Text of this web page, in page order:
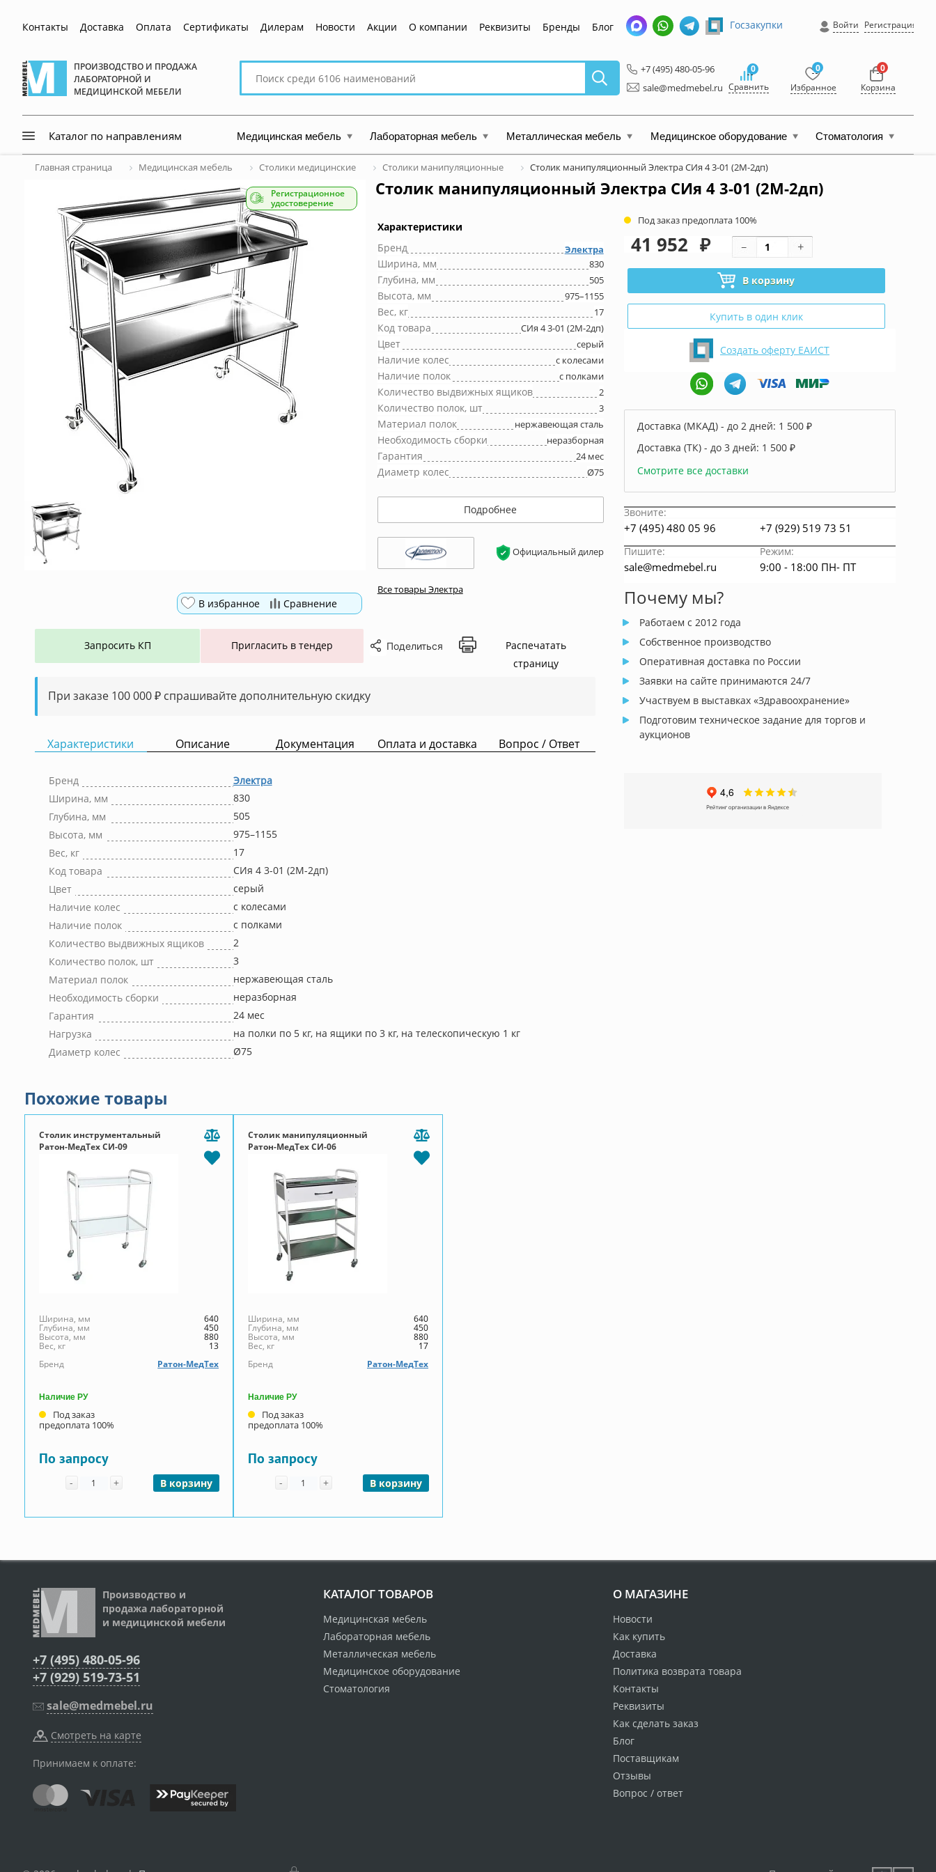
Контакты Доставка Оплата Сертификаты Дилерам Новости Акции О компании Реквизиты Бренды Блог
ПРОИЗВОДСТВО И ПРОДАЖА
ЛАБОРАТОРНОЙ И
МЕДИЦИНСКОЙ МЕБЕЛИ
Поиск
сайту
Госзакупки Войти Регистрация
+7 (495) 480-05-96
sale@medmebel.ru
0
Сравнить
0
Избранное
0
Корзина
Каталог по направлениям Медицинская мебель Лабораторная мебель Металлическая мебель Медицинское оборудование Стоматология
Главная страница Медицинская мебель Столики медицинские Столики манипуляционные Столик манипуляционный Электра СИя 4 3-01 (2М-2дп)
Столик манипуляционный Электра СИя 4 3-01 (2М-2дп)
В избранное Сравнение
Регистрационное
удостоверение
Характеристики
Бренд
Электра
Ширина, мм 830
Глубина, мм 505
Высота, мм 975–1155
Вес, кг 17
Код товара СИя 4 3-01 (2М-2дп)
Цвет серый
Наличие колес с колесами
Наличие полок с полками
Количество выдвижных ящиков 2
Количество полок, шт 3
Материал полок нержавеющая сталь
Необходимость сборки неразборная
Гарантия 24 мес
Диаметр колес Ø75
Подробнее
Официальный дилер
Все товары Электра
Запросить КП Пригласить в тендер Поделиться
Распечатать
страницу
При заказе 100 000 ₽ спрашивайте дополнительную скидку
Характеристики Описание Документация Оплата и доставка Вопрос / Ответ
Бренд
Электра
Ширина, мм
830
Глубина, мм
505
Высота, мм
975–1155
Вес, кг
17
Код товара
СИя 4 3-01 (2М-2дп)
Цвет
серый
Наличие колес
с колесами
Наличие полок
с полками
Количество выдвижных ящиков
2
Количество полок, шт
3
Материал полок
нержавеющая сталь
Необходимость сборки
неразборная
Гарантия
24 мес
Нагрузка
на полки по 5 кг, на ящики по 3 кг, на телескопическую 1 кг
Диаметр колес
Ø75
Под заказ предоплата 100%
41 952 ₽
В корзину
Купить в один клик
Создать оферту ЕАИСТ
Доставка (МКАД) - до 2 дней: 1 500 ₽
Доставка (ТК) - до 3 дней: 1 500 ₽
Смотрите все доставки
Звоните:
+7 (495) 480 05 96 +7 (929) 519 73 51
Пишите: Режим:
sale@medmebel.ru 9:00 - 18:00 ПН- ПТ
Почему мы?
Работаем с 2012 года
Собственное производство
Оперативная доставка по России
Заявки на сайте принимаются 24/7
Участвуем в выставках «Здравоохранение»
Подготовим техническое задание для торгов и
аукционов
Похожие товары
Столик инструментальный
Ратон-МедТех СИ-09
Ширина, мм 640
Глубина, мм 450
Высота, мм 880
Вес, кг
13
Бренд
Ратон-МедТех
Наличие РУ
Под заказ
предоплата 100%
По запросу
- Количество
+ В корзину
Столик манипуляционный
Ратон-МедТех СИ-06
Ширина, мм 640
Глубина, мм 450
Высота, мм 880
Вес, кг
17
Бренд
Ратон-МедТех
Наличие РУ
Под заказ
предоплата 100%
По запросу
- Количество
+ В корзину
Производство и
продажа лабораторной
и медицинской мебели
+7 (495) 480-05-96
+7 (929) 519-73-51
sale@medmebel.ru
Смотреть на карте
Принимаем к оплате:
КАТАЛОГ ТОВАРОВ
Медицинская мебель
Лабораторная мебель
Металлическая мебель
Медицинское оборудование
Стоматология
О МАГАЗИНЕ
Новости
Как купить
Доставка
Политика возврата товара
Контакты
Реквизиты
Как сделать заказ
Блог
Поставщикам
Отзывы
Вопрос / ответ